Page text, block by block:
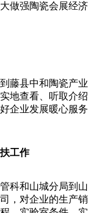
做强陶瓷会展经
藤县中和陶瓷产
地查看、听取介
企业发展暖心服
工作
科和山城分局到
，对企业的生产